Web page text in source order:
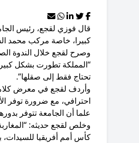
قال فوزي لقجع، رئيس
كبيرا، خاصة مركب محمد
وصرح لقجع خلال الندوة
“المملكة تطورت بشكل كبير
تحتاج فقط إلى صقلها”.
وأردف لقجع في معرض
احترافي، مع ضرورة توفر
علما أن الجامعة تتوفر
وخلص لقجع حديثه:
كأس أمم أفريقيا للسيدات،